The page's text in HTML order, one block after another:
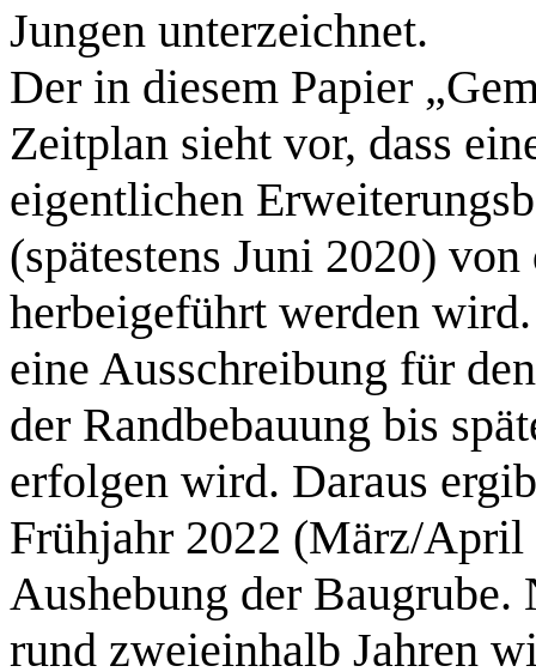
Jungen unterzeichnet.
Der in diesem Papier
Zeitplan sieht vor, dass
eigentlichen
(spätestens Juni 2020)
herbeigeführt werden
eine Ausschreibung für
der Randbebauung bis
erfolgen wird. Daraus
Frühjahr 2022 (März/April
Aushebung der
rund zweieinhalb Jahren